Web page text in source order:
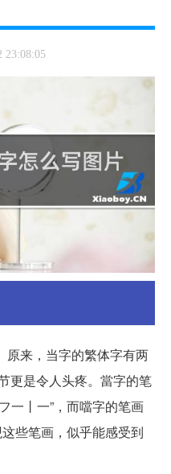
23:08:05
原来，当字的繁体字有两
更是令人头疼。當字的笔
一丨一”，而噹字的笔画
些笔画，似乎能感受到